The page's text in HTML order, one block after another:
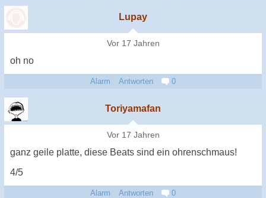
Lupay
Vor 17 Jahren
oh no
Alarm Antworten 0
Toriyamafan
Vor 17 Jahren
ganz geile platte, diese Beats sind ein ohrenschmaus!
4/5
Alarm Antworten 0